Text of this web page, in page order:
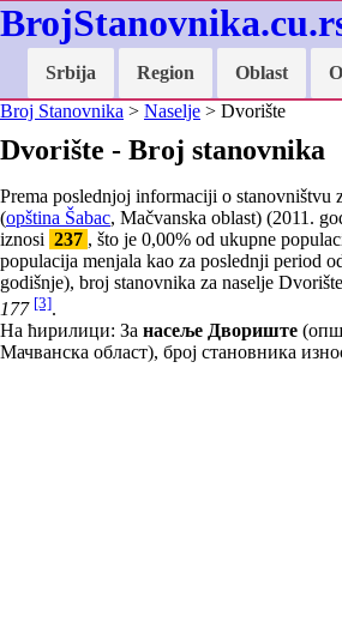
Srbija Region Oblast
Broj Stanovnika > Naselje > Dvorište
Dvorište - Broj stanovnika
Prema poslednjoj informaciji o stanovništvu
(opština Šabac, Mačvanska oblast) (2011.
iznosi 237 , što je 0,00% od ukupne
populacija menjala kao za poslednji period
godišnje), broj stanovnika za naselje
177 [3].
На ћирилици: За насеље Двориште
Мачванска област), број становника